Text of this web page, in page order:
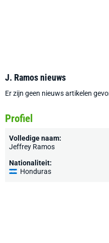
J. Ramos nieuws
Er zijn geen nieuws artikelen
Profiel
Volledige naam:
Jeffrey Ramos
Nationaliteit:
Honduras